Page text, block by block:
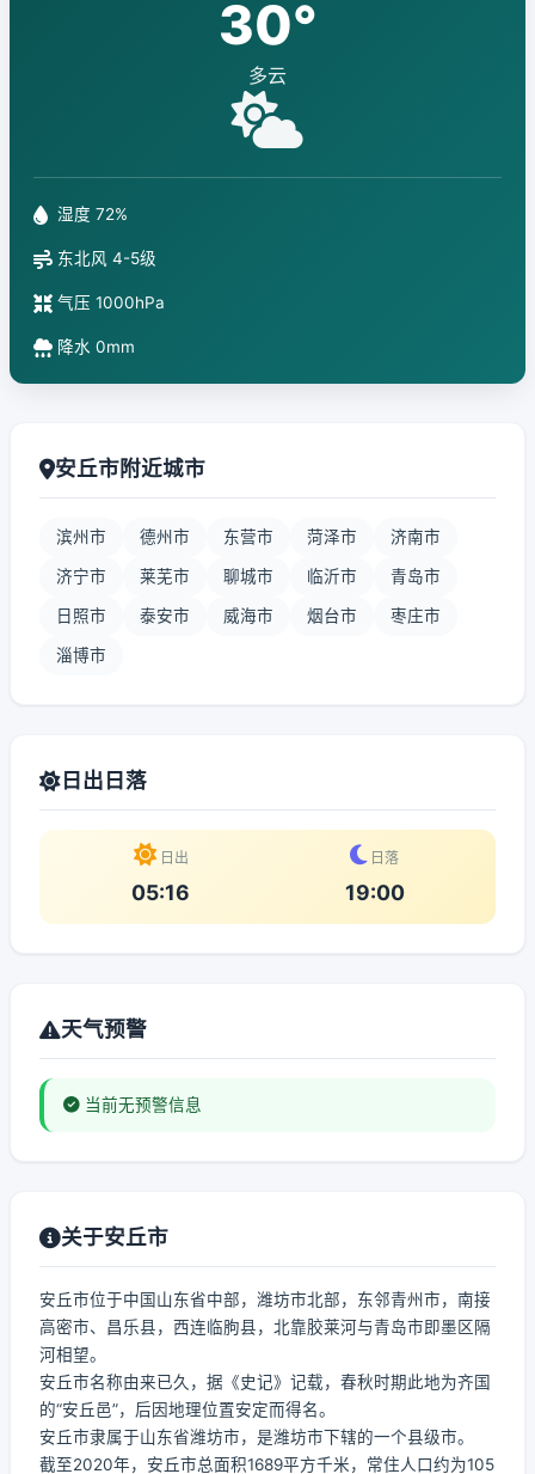
30°
多云
湿度 72%
东北风 4-5级
气压 1000hPa
降水 0mm
安丘市附近城市
滨州市 德州市 东营市 菏泽市 济南市
济宁市 莱芜市 聊城市 临沂市 青岛市
日照市 泰安市 威海市 烟台市 枣庄市
淄博市
日出日落
日出
05:16
日落
19:00
天气预警
当前无预警信息
关于安丘市
安丘市位于中国山东省中部，潍坊市北部，东邻青州市，南接
高密市、昌乐县，西连临朐县，北靠胶莱河与青岛市即墨区隔
河相望。
安丘市名称由来已久，据《史记》记载，春秋时期此地为齐国
的“安丘邑”，后因地理位置安定而得名。
安丘市隶属于山东省潍坊市，是潍坊市下辖的一个县级市。
截至2020年，安丘市总面积1689平方千米，常住人口约为105